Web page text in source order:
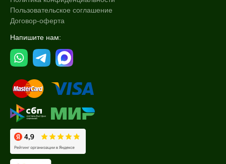
Пользовательское соглашение
Договор-оферта
Напишите нам: